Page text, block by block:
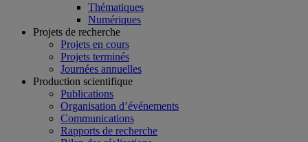
Thématiques
Numériques
Projets de recherche
Projets en cours
Projets terminés
Journées annuelles
Production scientifique
Publications
Organisation d’événements
Communications
Rapports de recherche